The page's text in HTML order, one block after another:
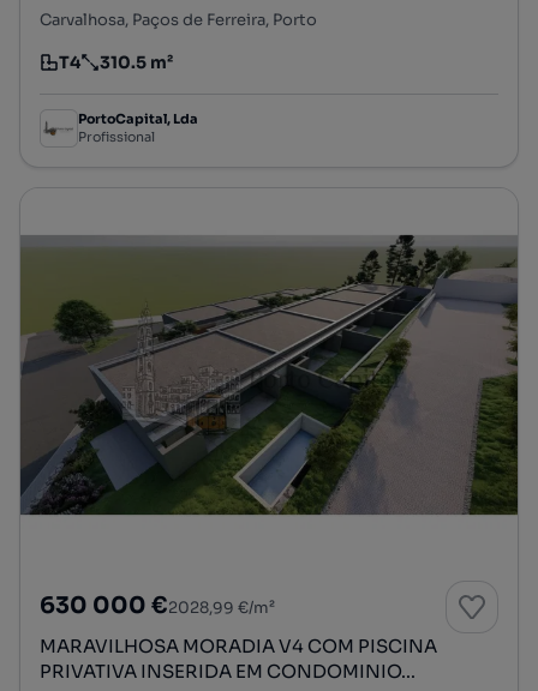
Carvalhosa, Paços de Ferreira, Porto
Tipologia
T4
Preço por metro quadrado
310.5 m²
PortoCapital, Lda
Profissional
630 000 €2028,99 €/m²
MARAVILHOSA MORADIA V4 COM PISCINA
PRIVATIVA INSERIDA EM CONDOMINIO...